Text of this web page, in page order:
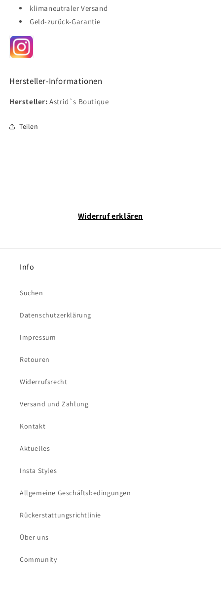
klimaneutraler Versand
Geld-zurück-Garantie
Hersteller-Informationen
Hersteller: Astrid`s Boutique
Teilen
Widerruf erklären
Info
Suchen
Datenschutzerklärung
Impressum
Retouren
Widerrufsrecht
Versand und Zahlung
Kontakt
Aktuelles
Insta Styles
Allgemeine Geschäftsbedingungen
Rückerstattungsrichtlinie
Über uns
Community